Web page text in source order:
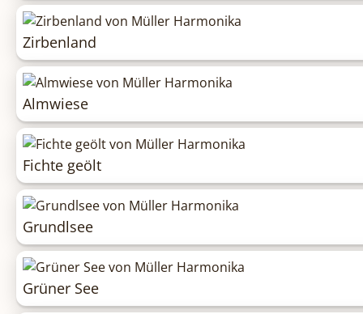
Zirbenland
Almwiese
Fichte geölt
Grundlsee
Grüner See